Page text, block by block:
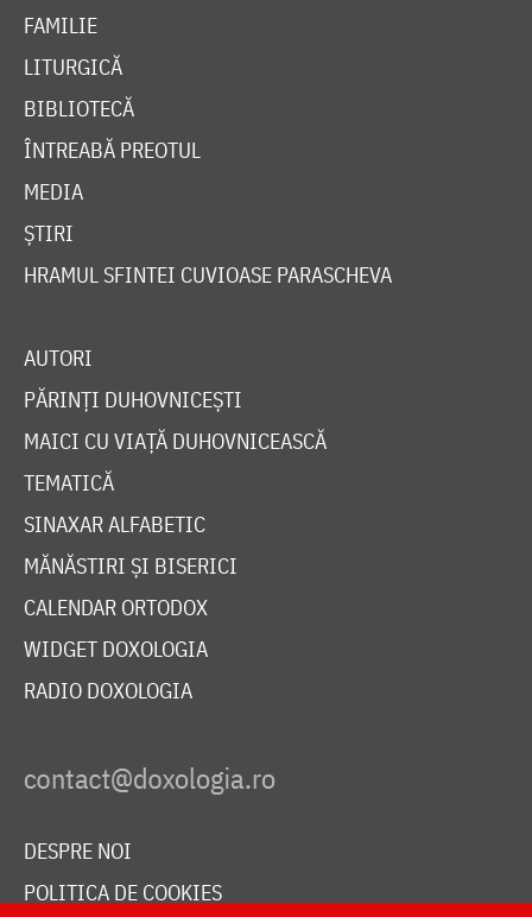
FAMILIE
LITURGICĂ
BIBLIOTECĂ
ÎNTREABĂ PREOTUL
MEDIA
ȘTIRI
HRAMUL SFINTEI CUVIOASE PARASCHEVA
AUTORI
PĂRINȚI DUHOVNICEȘTI
MAICI CU VIAȚĂ DUHOVNICEASCĂ
TEMATICĂ
SINAXAR ALFABETIC
MĂNĂSTIRI ȘI BISERICI
CALENDAR ORTODOX
WIDGET DOXOLOGIA
RADIO DOXOLOGIA
DESPRE NOI
POLITICA DE COOKIES